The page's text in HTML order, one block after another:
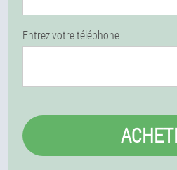
Entrez votre téléphone